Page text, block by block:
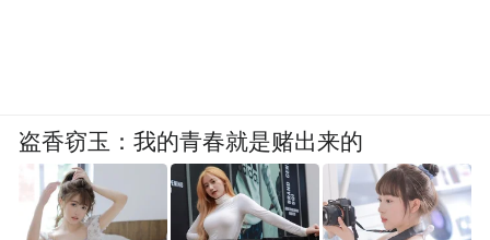
盗香窃玉：我的青春就是赌出来的